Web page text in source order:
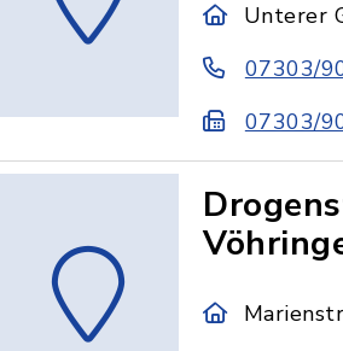
Unterer
07303/
07303/